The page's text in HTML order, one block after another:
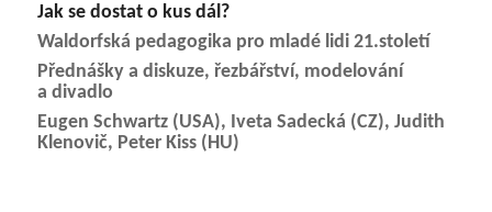
Jak se dostat o kus dál?
Waldorfská pedagogika pro mladé lidi 21.století
Přednášky a diskuze, řezbářství, modelování
a divadlo
Eugen Schwartz (USA), Iveta Sadecká (CZ), Judith
Klenovič, Peter Kiss (HU)